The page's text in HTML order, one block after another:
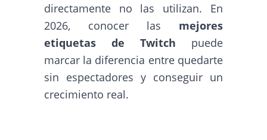
directamente no las utilizan. En
2026, conocer las mejores
etiquetas de Twitch puede
marcar la diferencia entre quedarte
sin espectadores y conseguir un
crecimiento real.